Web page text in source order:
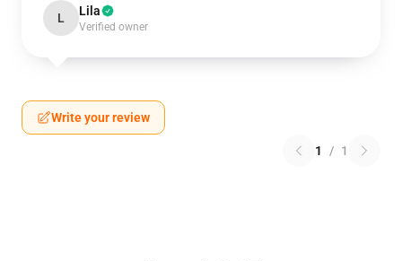
L Lila
Verified owner
Write your review
1 / 1